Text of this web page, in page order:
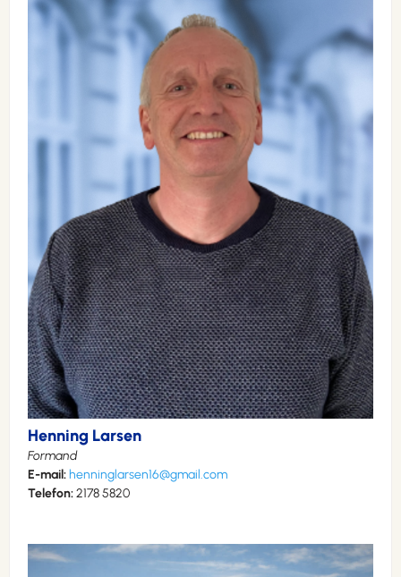
Henning Larsen
Formand
E-mail: henninglarsen16@gmail.com
Telefon:2178 5820